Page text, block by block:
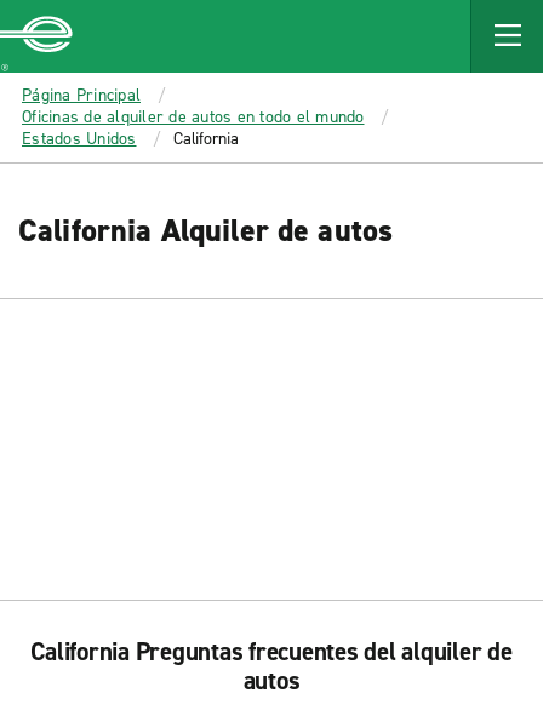
MAIN
CONTENT
Enterprise
Página Principal
Oficinas de alquiler de autos en todo el mundo
Estados Unidos
California
California Alquiler de autos
California Preguntas frecuentes del alquiler de
autos